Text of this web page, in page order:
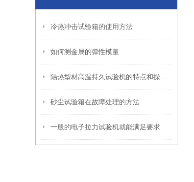
冷热冲击试验箱的使用方法
如何测金属的弹性模量
砂尘试验箱在故障处理的方法
一般的电子拉力试验机就能满足要求